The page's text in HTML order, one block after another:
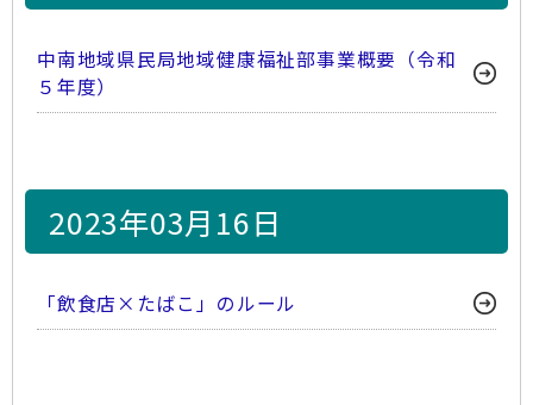
中南地域県民局地域健康福祉部事業概要（令和
５年度）
2023年03月16日
「飲食店×たばこ」のルール